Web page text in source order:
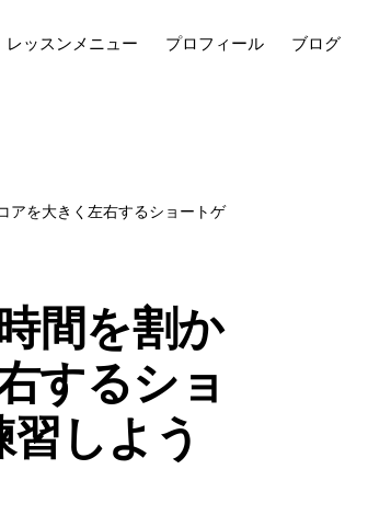
レッスンメニュー プロフィール ブログ
アを大きく左右するショートゲ
間を割か
するショ
しよう